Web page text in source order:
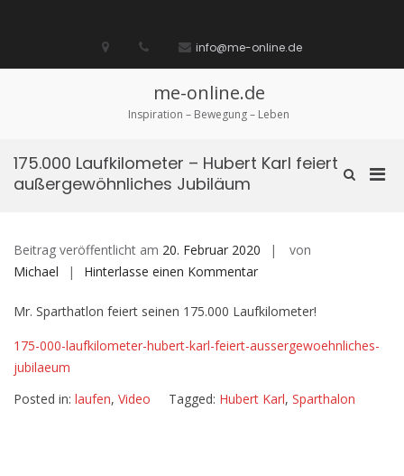
biete
/
Ich
suche
diese
Seite
info@me-online.de
me-online.de
Inspiration – Bewegung – Leben
Such-
175.000 Laufkilometer – Hubert Karl feiert
außergewöhnliches Jubiläum
Beitrag veröffentlicht am 20. Februar 2020
von
Michael
Hinterlasse einen Kommentarauf
Laufkilometer
Hubert
feiert
Mr. Sparthatlon feiert seinen 175.000 Laufkilometer!
175-000-laufkilometer-hubert-karl-feiert-aussergewoehnliches-
jubilaeum
Posted in: laufen, Video Tagged: Hubert Karl, Sparthalon